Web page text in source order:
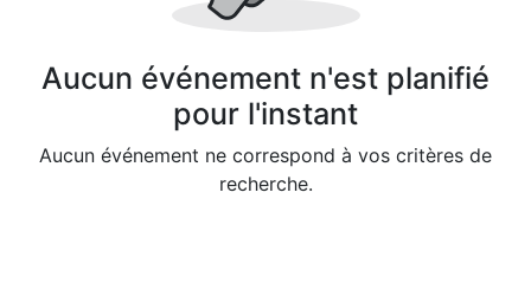
Aucun événement n'est planifié
pour l'instant
Aucun événement ne correspond à vos critères de
recherche.